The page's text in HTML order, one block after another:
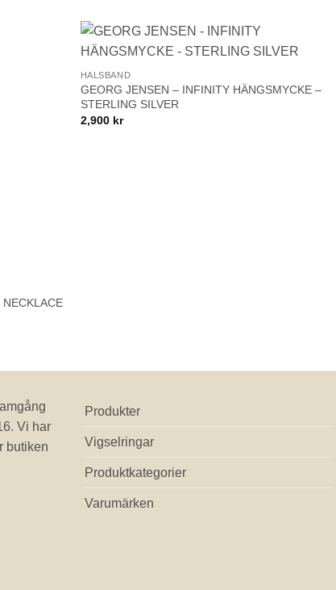
+
HALSBAND
GEORG JENSEN – INFINITY HÄNGSMYCKE –
STERLING SILVER
2,900 kr
Vi har
butiken
Produkter
Vigselringar
Produktkategorier
Varumärken